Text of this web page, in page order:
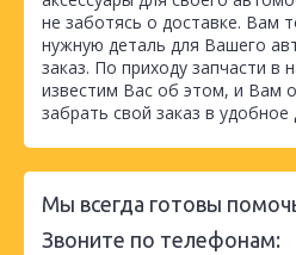
не заботясь о доставке. Вам
нужную деталь для Вашего
заказ. По приходу запчасти в
известим Вас об этом, и Вам
забрать свой заказ в
Мы всегда готовы
Звоните по телефонам: